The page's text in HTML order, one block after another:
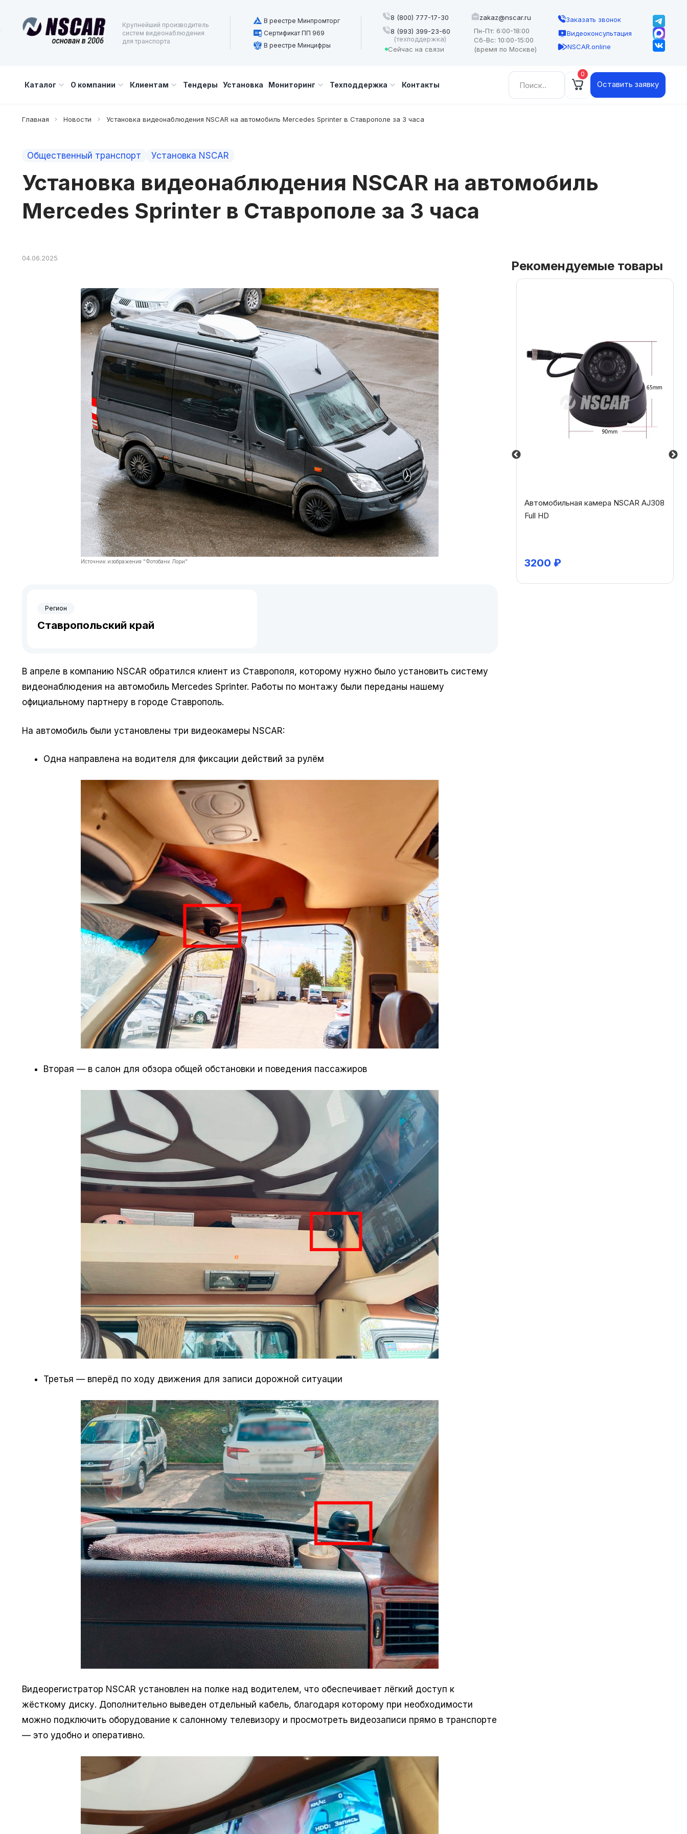
Крупнейший производитель
систем видеонаблюдения
для транспорта
В реестре Минпромторг
Сертификат ПП 969
В реестре Минцифры
8 (800) 777-17-30
8 (993) 399-23-60
(техподдержка)
Сейчас на связи
zakaz@nscar.ru
Пн-Пт: 6:00-18:00
Сб-Вс: 10:00-15:00
(время по Москве)
Заказать звонок
Видеоконсультация
NSCAR.online
Каталог О компании Клиентам Тендеры Установка Мониторинг Техподдержка Контакты
Найти: 0
Оставить заявку
Главная Новости Установка видеонаблюдения NSCAR на автомобиль Mercedes Sprinter в Ставрополе за 3 часа
Общественный транспорт Установка NSCAR
Установка видеонаблюдения NSCAR на автомобиль
Mercedes Sprinter в Ставрополе за 3 часа
04.06.2025
Источник изображения "Фотобанк Лори"
Регион
Ставропольский край
В апреле в компанию NSCAR обратился клиент из Ставрополя, которому нужно было установить систему
видеонаблюдения на автомобиль Mercedes Sprinter. Работы по монтажу были переданы нашему
официальному партнеру в городе Ставрополь.
На автомобиль были установлены три видеокамеры NSCAR:
Одна направлена на водителя для фиксации действий за рулём
Вторая — в салон для обзора общей обстановки и поведения пассажиров
Третья — вперёд по ходу движения для записи дорожной ситуации
Видеорегистратор NSCAR установлен на полке над водителем, что обеспечивает лёгкий доступ к
жёсткому диску. Дополнительно выведен отдельный кабель, благодаря которому при необходимости
можно подключить оборудование к салонному телевизору и просмотреть видеозаписи прямо в транспорте
— это удобно и оперативно.
Рекомендуемые товары
Автомобильная камера A305 (RCA-
DC)
Автомобильная камера NSCAR AJ308
Full HD
3200 ₽